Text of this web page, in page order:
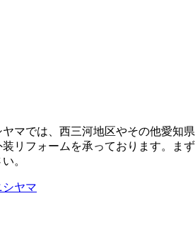
マでは、西三河地区やその他愛知県
リフォームを承っております。まず
。